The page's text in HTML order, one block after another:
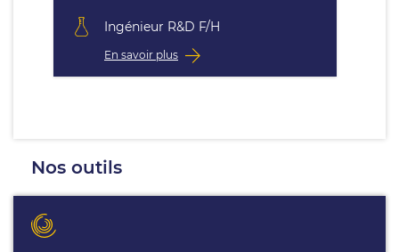
Ingénieur R&D F/H
En savoir plus
Nos outils